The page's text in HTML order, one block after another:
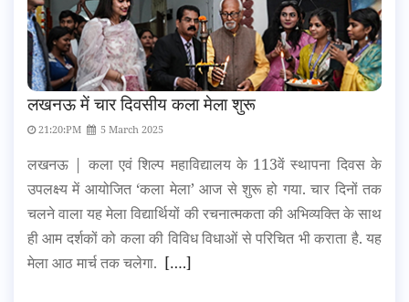
लखनऊ में चार दिवसीय कला मेला शुरू
21:20:PM 5 March 2025
लखनऊ | कला एवं शिल्प महाविद्यालय के 113वें स्थापना दिवस के
उपलक्ष्य में आयोजित ‘कला मेला’ आज से शुरू हो गया. चार दिनों तक
चलने वाला यह मेला विद्यार्थियों की रचनात्मकता की अभिव्यक्ति के साथ
ही आम दर्शकों को कला की विविध विधाओं से परिचित भी कराता है. यह
मेला आठ मार्च तक चलेगा. [….]